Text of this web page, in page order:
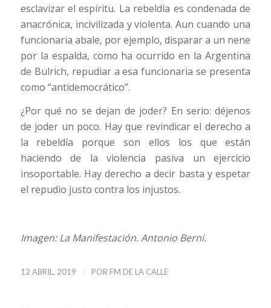
esclavizar el espíritu. La rebeldía es condenada de
anacrónica, incivilizada y violenta. Aun cuando una
funcionaria abale, por ejemplo, disparar a un nene
por la espalda, como ha ocurrido en la Argentina
de Bulrich, repudiar a esa funcionaria se presenta
como “antidemocrático”.
¿Por qué no se dejan de joder? En serio: déjenos
de joder un poco. Hay que revindicar el derecho a
la rebeldía porque son ellos los que están
haciendo de la violencia pasiva un ejercicio
insoportable. Hay derecho a decir basta y espetar
el repudio justo contra los injustos.
Imagen: La Manifestación. Antonio Berni.
12 ABRIL, 2019 / POR FM DE LA CALLE